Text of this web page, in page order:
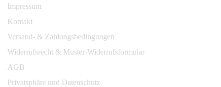
Impressum
Kontakt
Versand- & Zahlungsbedingungen
Widerrufsrecht & Muster-Widerrufsformular
AGB
Privatsphäre und Datenschutz